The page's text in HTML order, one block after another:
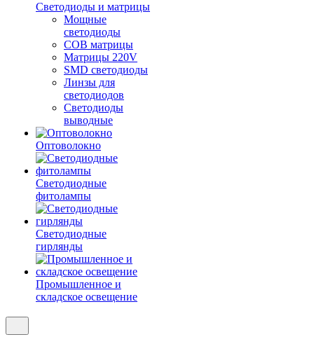
Светодиоды и матрицы
Мощные
светодиоды
COB матрицы
Матрицы 220V
SMD светодиоды
Линзы для
светодиодов
Светодиоды
выводные
Оптоволокно
Светодиодные
фитолампы
Светодиодные
гирлянды
Промышленное и
складское освещение